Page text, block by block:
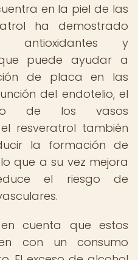
en la piel de las
ha demostrado
antioxidantes y
puede ayudar a
de placa en las
del endotelio, el
de los vasos
resveratrol también
la formación de
que a su vez mejora
el riesgo de
cuenta que estos
con un consumo